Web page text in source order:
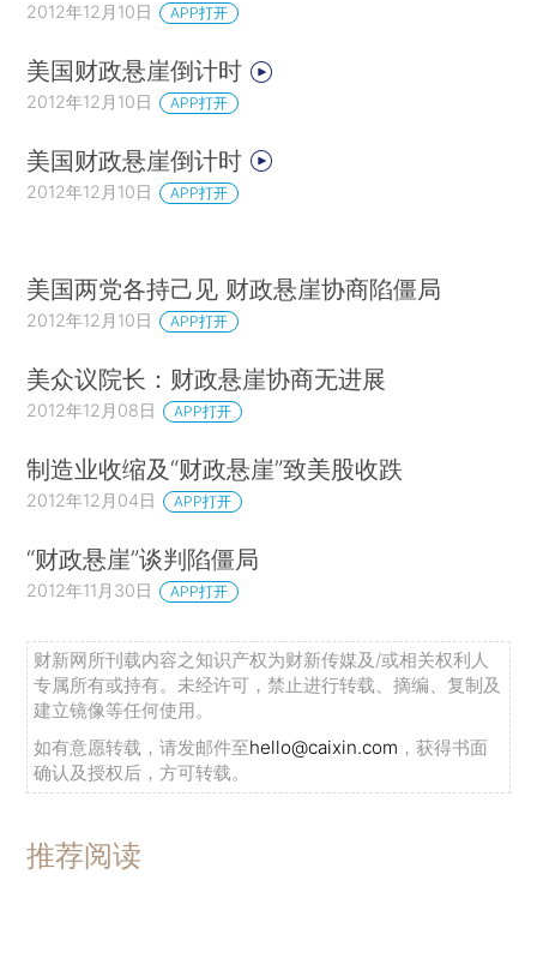
2012年12月10日 APP打开
美国财政悬崖倒计时
2012年12月10日 APP打开
美国财政悬崖倒计时
2012年12月10日 APP打开
美国两党各持己见 财政悬崖协商陷僵局
2012年12月10日 APP打开
美众议院长：财政悬崖协商无进展
2012年12月08日 APP打开
制造业收缩及“财政悬崖”致美股收跌
2012年12月04日 APP打开
“财政悬崖”谈判陷僵局
2012年11月30日 APP打开
财新网所刊载内容之知识产权为财新传媒及/或相关权利人
专属所有或持有。未经许可，禁止进行转载、摘编、复制及
建立镜像等任何使用。
如有意愿转载，请发邮件至hello@caixin.com ，获得书面
确认及授权后，方可转载。
推荐阅读